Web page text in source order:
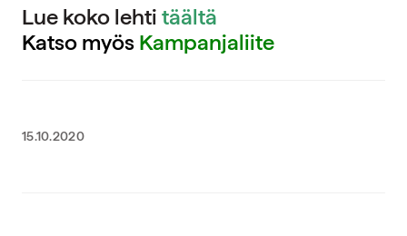
Lue koko lehti täältä
Katso myös Kampanjaliite
15.10.2020